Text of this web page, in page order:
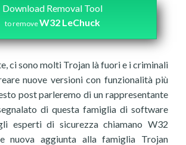
Download Removal Tool
to removeW32 LeChuck
ci sono molti Trojan là fuori e i criminali
nuove versioni con funzionalità più
post parleremo di un rappresentante
di questa famiglia di software
esperti di sicurezza chiamano W32
nuova aggiunta alla famiglia Trojan